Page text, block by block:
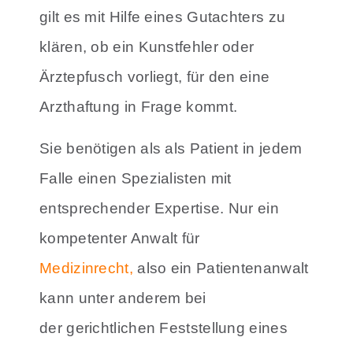
gilt es mit Hilfe eines Gutachters zu
klären, ob ein Kunstfehler oder
Ärztepfusch vorliegt, für den eine
Arzthaftung in Frage kommt.
Sie benötigen als als Patient in jedem
Falle einen Spezialisten mit
entsprechender Expertise. Nur ein
kompetenter Anwalt für
Medizinrecht, also ein Patientenanwalt
kann unter anderem bei
der gerichtlichen Feststellung eines